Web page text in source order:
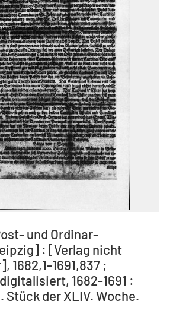
und Ordinar-
: [Verlag nicht
1682,1-1691,837 ;
1682-1691 :
Stück der XLIV. Woche.